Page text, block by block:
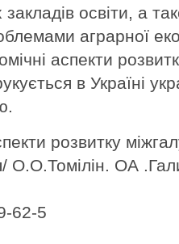
освіти, а
аграрної
аспекти
в Україні
розвитку
О.О.Томілін. ОА
62-5